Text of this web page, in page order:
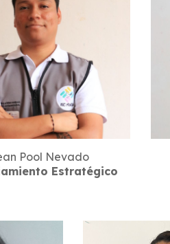
Pool Nevado
Estratégico